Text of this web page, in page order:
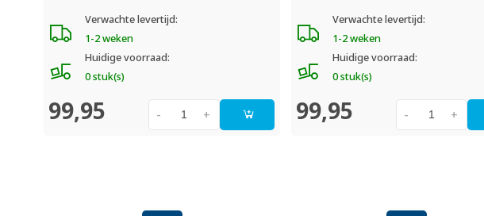
Verwachte levertijd:
1-2 weken
Huidige voorraad:
0 stuk(s)
99,95 +
-
Verwachte levertijd:
1-2 weken
Huidige voorraad:
0 stuk(s)
99,95 +
-